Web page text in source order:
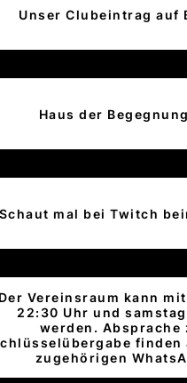
Unser Clubeintrag auf
Haus der
Schaut mal bei Twitch
Der Vereinsraum kann
22:30 Uhr und
werden. Absprache
zugehörigen